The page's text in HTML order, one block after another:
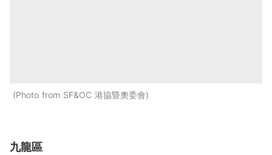
Photo from SF&OC 港協暨奧委會
九龍區